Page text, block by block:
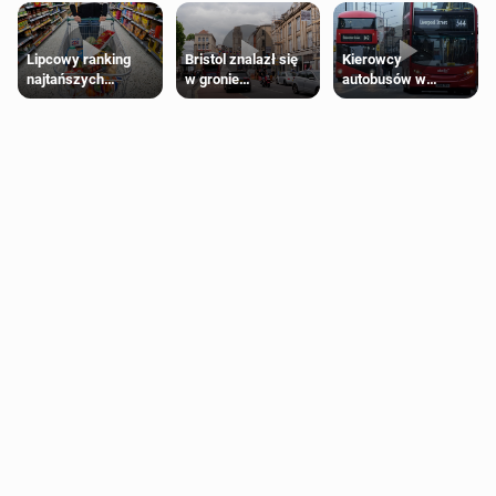
Lipcowy ranking
najtańszych
supermarketów
Bristol znalazł się
w gronie
najlepszych
Kierowcy
autobusów w
Londynie